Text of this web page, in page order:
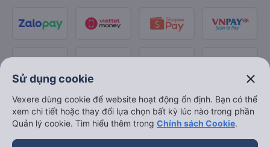
Sử dụng cookie close
Vexere dùng cookie để website hoạt động ổn định. Bạn có thể
xem chi tiết hoặc thay đổi lựa chọn bất kỳ lúc nào trong phần
Quản lý cookie. Tìm hiểu thêm trong Chính sách Cookie.